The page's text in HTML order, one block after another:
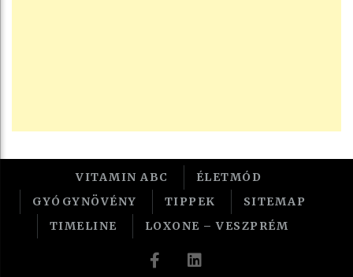
VITAMIN ABC
ÉLETMÓD
GYÓGYNÖVÉNY
TIPPEK
SITEMAP
TIMELINE
LOXONE – VESZPRÉM